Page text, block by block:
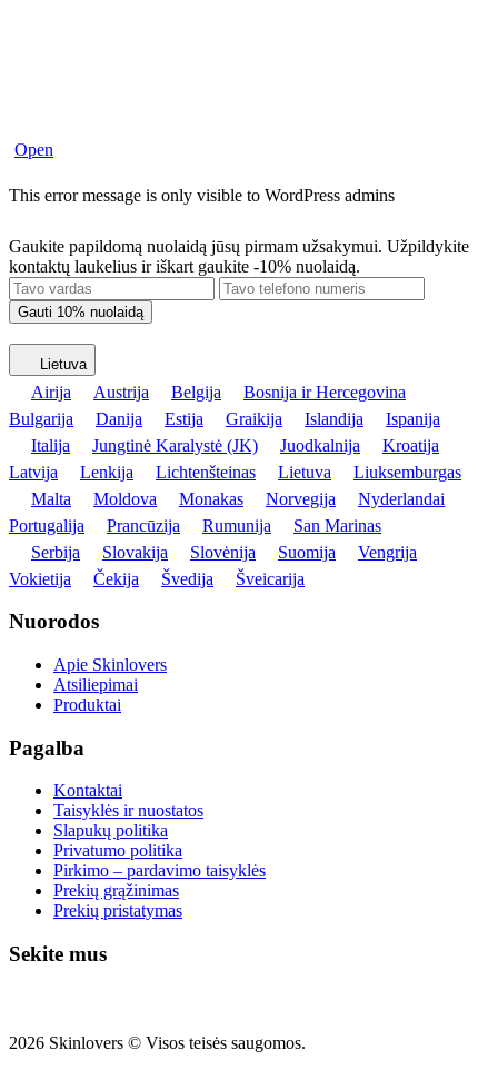
Open
This error message is only visible to WordPress admins
Gaukite papildomą nuolaidą jūsų pirmam užsakymui. Užpildykite
kontaktų laukelius ir iškart gaukite -10% nuolaidą.
Lietuva
Airija Austrija Belgija
Bosnija ir Hercegovina
Bulgarija
Danija Estija Graikija Islandija
Ispanija
Italija
Jungtinė Karalystė (JK) Juodkalnija
Kroatija
Latvija
Lenkija Lichtenšteinas Lietuva
Liuksemburgas
Malta
Moldova Monakas Norvegija
Nyderlandai
Portugalija
Prancūzija Rumunija
San Marinas
Serbija
Slovakija Slovėnija Suomija
Vengrija
Vokietija
Čekija Švedija Šveicarija
Nuorodos
Apie Skinlovers
Atsiliepimai
Produktai
Pagalba
Kontaktai
Taisyklės ir nuostatos
Slapukų politika
Privatumo politika
Pirkimo – pardavimo taisyklės
Prekių grąžinimas
Prekių pristatymas
Sekite mus
2026 Skinlovers © Visos teisės saugomos.